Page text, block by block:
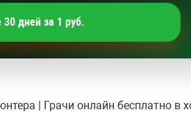
30 дней за 1 руб.
| Грачи онлайн бесплатно в